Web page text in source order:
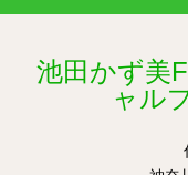
池田かず美
ャル